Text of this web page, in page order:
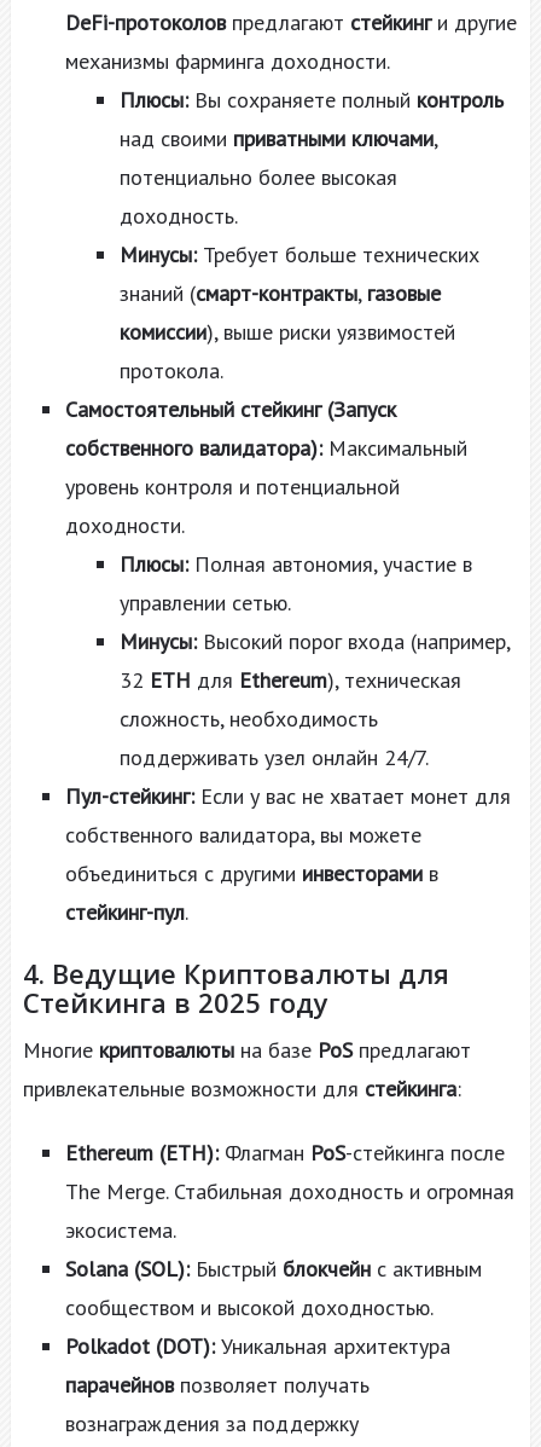
DeFi-протоколовпредлагают стейкинги другие
механизмы фарминга доходности.
Плюсы:Вы сохраняете полный контроль
над своими приватными ключами,
потенциально более высокая
доходность.
Минусы:Требует больше технических
знаний (смарт-контракты, газовые
комиссии), выше риски уязвимостей
протокола.
Самостоятельный стейкинг (Запуск
собственного валидатора):Максимальный
уровень контроля и потенциальной
доходности.
Плюсы:Полная автономия, участие в
управлении сетью.
Минусы:Высокий порог входа (например,
32 ETH для Ethereum), техническая
сложность, необходимость
поддерживать узел онлайн 24/7.
Пул-стейкинг:Если у вас не хватает монет для
собственного валидатора, вы можете
объединиться с другими инвесторамив
стейкинг-пул.
4. Ведущие Криптовалюты для
Стейкинга в 2025 году
Многие криптовалютына базе PoSпредлагают
привлекательные возможности для стейкинга:
Ethereum (ETH):Флагман PoS-стейкинга после
The Merge. Стабильная доходность и огромная
экосистема.
Solana (SOL):Быстрый блокчейнс активным
сообществом и высокой доходностью.
Polkadot (DOT):Уникальная архитектура
парачейновпозволяет получать
вознаграждения за поддержку